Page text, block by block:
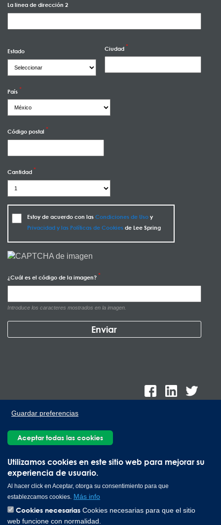
Utilizamos cookies en este sitio web para mejorar su
experiencia de usuario.
Al hacer click en Aceptar, otorga su consentimiento para que
establezcamos cookies. Más info
Cookies necesarias Cookies necesarias para que el sitio
web funcione con normalidad.
Guardar preferencias
Aceptar todas las cookies
La linea de dirección 2
Estado Ciudad
País
Código postal
Cantidad
Estoy de acuerdo con las Condiciones de Usoy
Privacidad y las Políticas de Cookiesde Lee Spring
¿Cuál es el código de la imagen?
Introduce los caracteres mostrados en la imagen.
Lee Spring de México, Ave. Apolo 519 Edificio 22, Parque
Industrial Kalos del Poniente, Carretera Monterrey-Saltillo Km.9,
Santa Catarina N.L. 66367 | 800 110 25 00